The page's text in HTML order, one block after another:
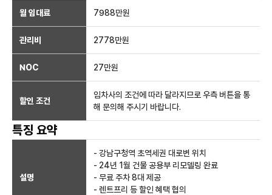
월 임대료 7988만원
관리비 2778만원
NOC 27만원
할인 조건
임차사의 조건에 따라 달라지므로 우측 버튼을 통
해 문의해 주시기 바랍니다.
특징 요약
설명
- 강남구청역 초역세권 대로변 위치
- 24년 1월 건물 공용부 리모델링 완료
- 무료 주차 8대 제공
- 렌트프리 등 할인 혜택 협의